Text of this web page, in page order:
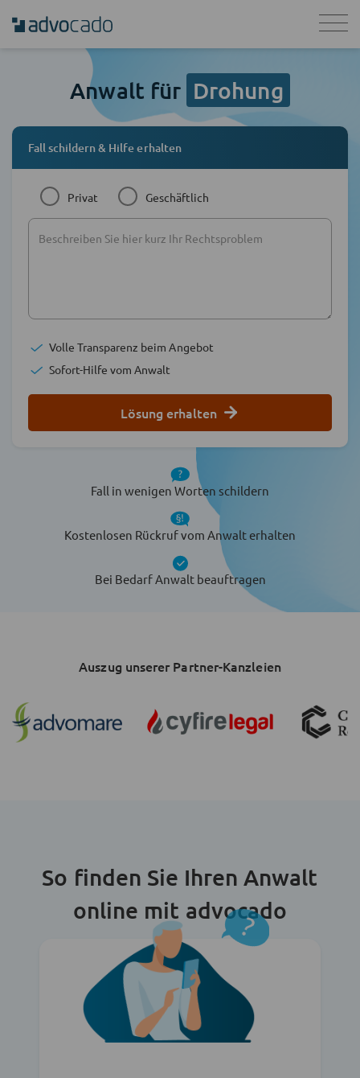
Anwalt für Drohung
Fall schildern & Hilfe erhalten
Privat Geschäftlich
Volle Transparenz beim Angebot
Sofort-Hilfe vom Anwalt
Lösung erhalten
Fall in wenigen Worten schildern
Kostenlosen Rückruf vom Anwalt erhalten
Bei Bedarf Anwalt beauftragen
Auszug unserer Partner-Kanzleien
So finden Sie Ihren Anwalt
online mit advocado